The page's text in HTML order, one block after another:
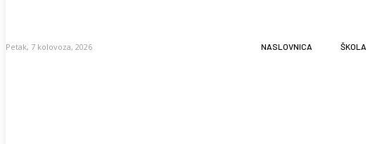
Petak, 7 kolovoza, 2026 NASLOVNICA ŠKOLA